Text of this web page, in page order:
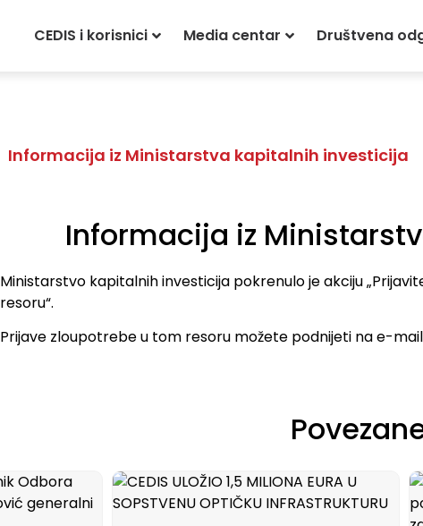
CEDIS i korisnici Media centar Društvena
Informacija iz Ministarstva kapitalnih investicija
Informacija iz
Ministarstvo kapitalnih investicija pokrenulo je akciju
resoru“.
Prijave zloupotrebe u tom resoru možete podnijeti na e-